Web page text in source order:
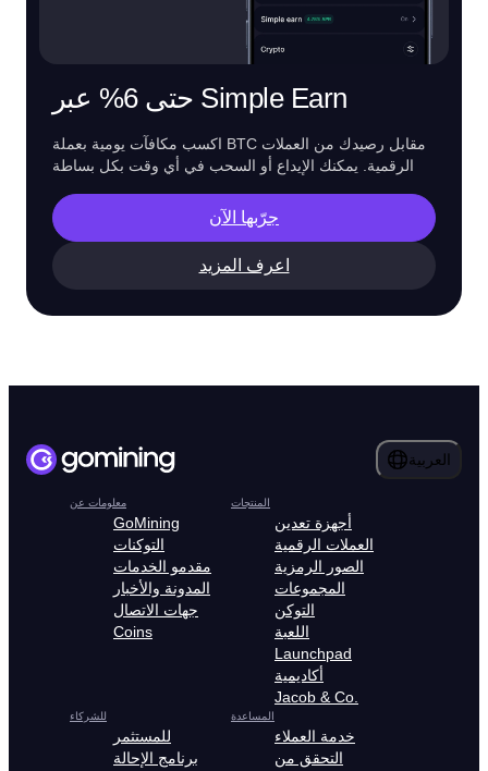
حتى 6% عبر Simple Earn
اكسب مكافآت يومية بعملة BTC مقابل رصيدك من العملات
الرقمية. يمكنك الإيداع أو السحب في أي وقت بكل بساطة
جرّبها الآن
اعرف المزيد
العربية
معلومات عن
GoMining
التوكنات
مقدمو الخدمات
المدونة والأخبار
جهات الاتصال
Coins
المنتجات
أجهزة تعدين
العملات الرقمية
الصور الرمزية
المجموعات
التوكن
اللعبة
Launchpad
أكاديمية
Jacob & Co.
للشركاء
للمستثمر
برنامج الإحالة
المساعدة
خدمة العملاء
التحقق من